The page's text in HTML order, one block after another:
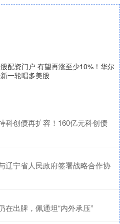
配资门户 有望再涨至少10%！华尔
一轮唱多美股
科创债再扩容！160亿元科创债
辽宁省人民政府签署战略合作协
在出牌，佩通坦“内外承压”